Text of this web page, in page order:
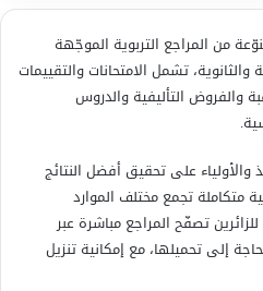
من المراجع التربوية الموجّهة
والثانوية، تشمل الامتحانات والتقييمات
والفروض التأليفية والدروس
على تحقيق أفضل النتائج
متكاملة تجمع مختلف الموارد
تصفّح المراجع مباشرة عبر
إلى تحميلها، مع إمكانية تنزيل